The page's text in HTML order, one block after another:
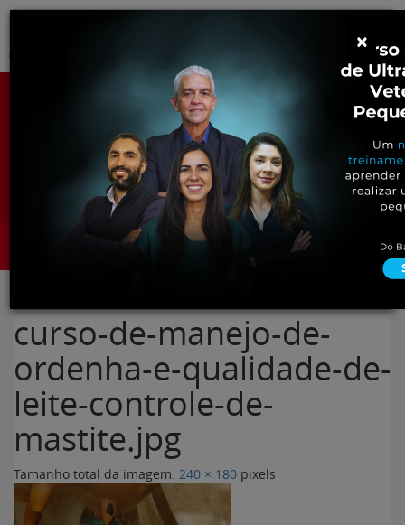
Portal para Profissionais Veterinários
Assine Gratuitamente
curso-de-manejo-de-
ordenha-e-qualidade-de-
leite-controle-de-
mastite.jpg
Tamanho total da imagem: 240 × 180 pixels
×